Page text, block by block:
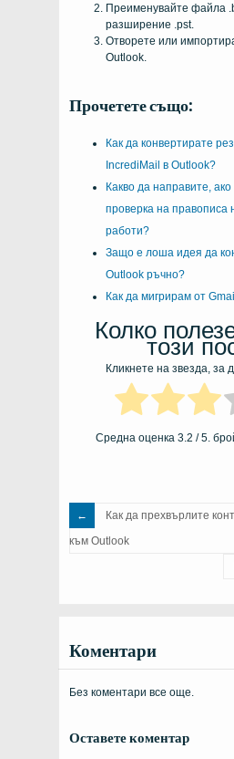
Преименувайте файла
разширение .pst.
Отворете или
Outlook.
Прочетете също:
Как да конвертирате
IncrediMail в Outlook?
Какво да направите,
проверка на правописа
работи?
Защо е лоша идея да
Outlook ръчно?
Как да мигрирам от
Колко
този
Кликнете на звезда, за
Средна оценка 3.2 / 5.
Как да прехвърлите
към Outlook
Коментари
Без коментари все още.
Оставете коментар